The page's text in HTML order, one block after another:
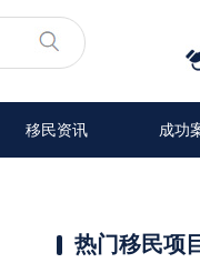
移民资讯 成功
热门移民项